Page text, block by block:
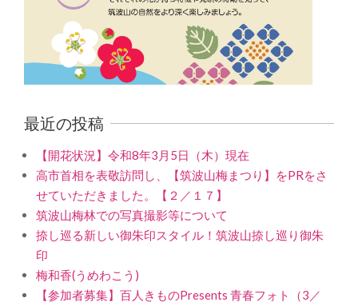
最近の投稿
【開花状況】令和8年3月5日（木）現在
高市首相を表敬訪問し、【筑波山梅まつり】をPRをさ
せていただきました。【２／１７】
筑波山梅林での写真撮影等について
捺し巡る新しい御朱印スタイル！筑波山捺し巡り御朱
印
梅和香(うめわこう)
【参加者募集】百人きものPresents 青春フォト（3／